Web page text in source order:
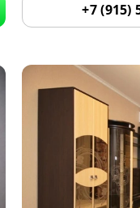
+7 (915)